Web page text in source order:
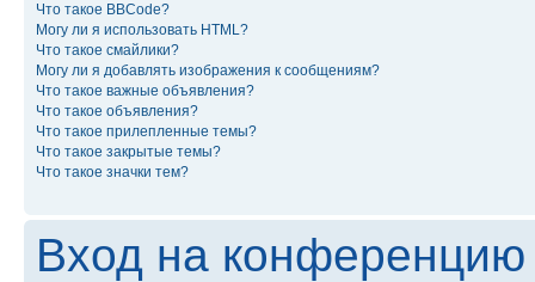
Что такое BBCode?
Могу ли я использовать HTML?
Что такое смайлики?
Могу ли я добавлять изображения к сообщениям?
Что такое важные объявления?
Что такое объявления?
Что такое прилепленные темы?
Что такое закрытые темы?
Что такое значки тем?
Вход на конференцию